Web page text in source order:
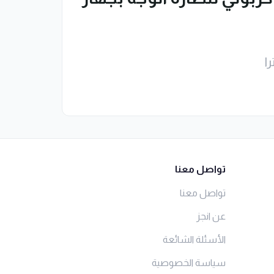
تواصل معنا
تواصل معنا
عن انجز
الأسئلة الشائعة
سياسة الخصوصية